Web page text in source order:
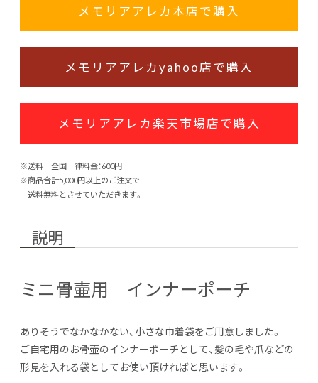
メモリアアレカ本店で購入
メモリアアレカyahoo店で購入
メモリアアレカ楽天市場店で購入
※送料 全国一律料金：600円
※商品合計5,000円以上のご注文で
送料無料とさせていただきます。
説明
ミニ骨壷用 インナーポーチ
ありそうでなかなかない、小さな巾着袋をご用意しました。
ご自宅用のお骨壷のインナーポーチとして、髪の毛や爪などの
形見を入れる袋としてお使い頂ければと思います。